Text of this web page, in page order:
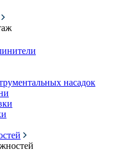
насадок